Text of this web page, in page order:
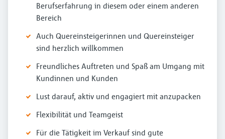
Berufserfahrung in diesem oder einem anderen
Bereich
Auch Quereinsteigerinnen und Quereinsteiger
sind herzlich willkommen
Freundliches Auftreten und Spaß am Umgang mit
Kundinnen und Kunden
Lust darauf, aktiv und engagiert mit anzupacken
Flexibilität und Teamgeist
Für die Tätigkeit im Verkauf sind gute